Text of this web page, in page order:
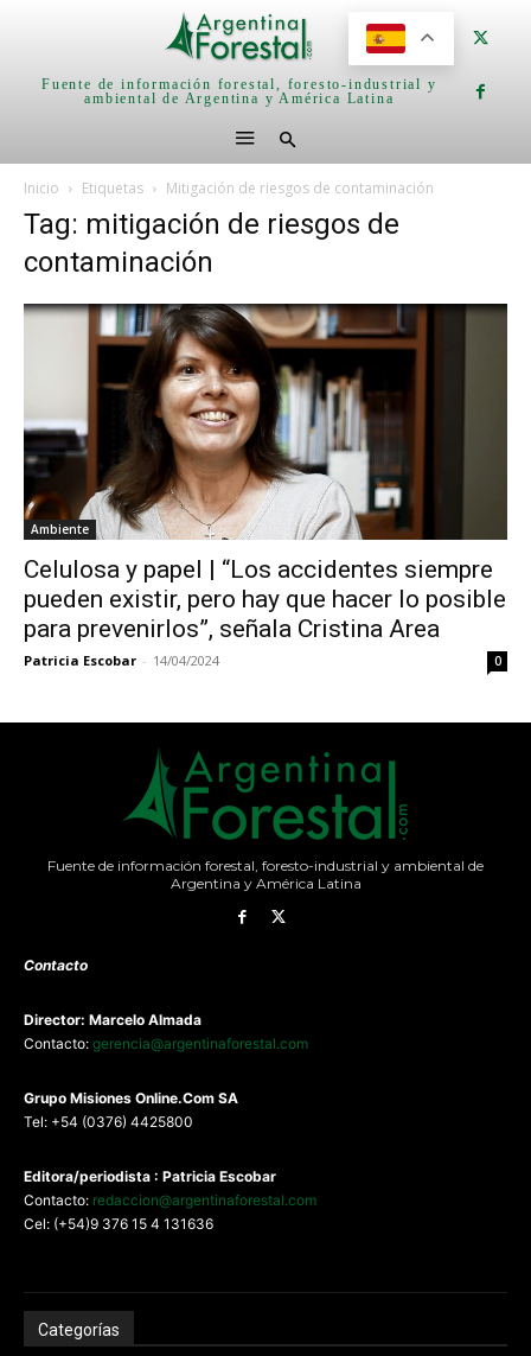
Fuente de información forestal, foresto-industrial y
ambiental de Argentina y América Latina
Inicio Etiquetas Mitigación de riesgos de contaminación
Tag: mitigación de riesgos de
contaminación
Ambiente
Celulosa y papel | “Los accidentes siempre
pueden existir, pero hay que hacer lo posible
para prevenirlos”, señala Cristina Area
Patricia Escobar - 14/04/2024 0
Fuente de información forestal, foresto-industrial y ambiental de
Argentina y América Latina
Contacto
Director: Marcelo Almada
Contacto: gerencia@argentinaforestal.com
Grupo Misiones Online.Com SA
Tel: +54 (0376) 4425800
Editora/periodista : Patricia Escobar
Contacto: redaccion@argentinaforestal.com
Cel: (+54)9 376 15 4 131636
Categorías